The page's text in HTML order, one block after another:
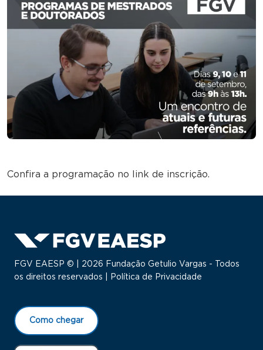
Confira a programação no link de inscrição.
FGV EAESP © | 2026 Fundação Getulio Vargas - Todos
os direitos reservados |
Política de Privacidade
Como chegar